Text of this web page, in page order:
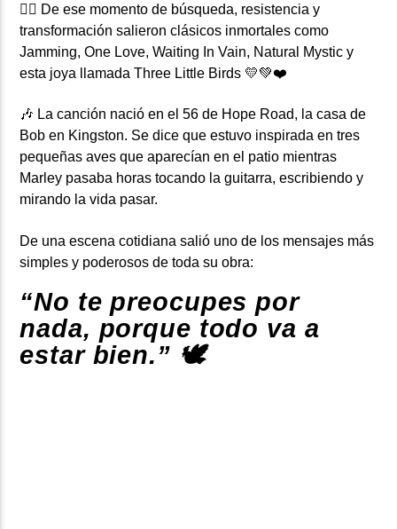
✊🏽 De ese momento de búsqueda, resistencia y
transformación salieron clásicos inmortales como
Jamming, One Love, Waiting In Vain, Natural Mystic y
esta joya llamadaThree Little Birds 💛💚❤️
🎶 La canción nació en el 56 de Hope Road, la casa de
Bob en Kingston. Se dice que estuvo inspirada en tres
pequeñas aves que aparecían en el patio mientras
Marley pasaba horas tocando la guitarra, escribiendo y
mirando la vida pasar.
De una escena cotidiana salió uno de los mensajes más
simples y poderosos de toda su obra:
“No te preocupes por
nada, porque todo va a
estar bien.” 🕊️